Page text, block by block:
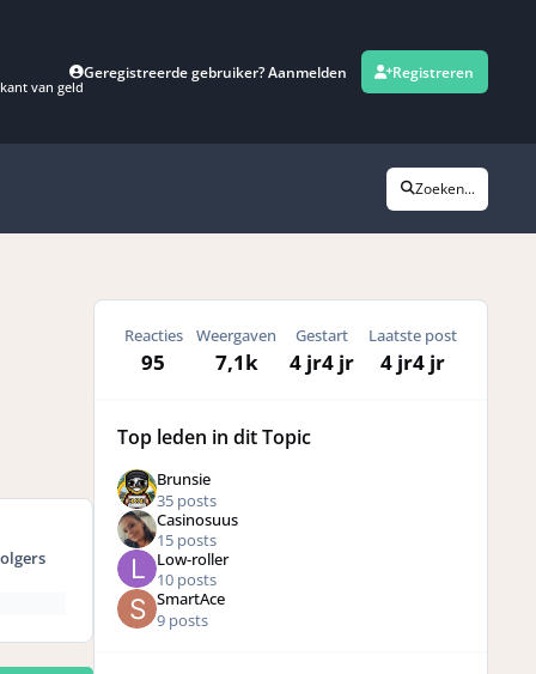
van geld
Geregistreerde gebruiker? Aanmelden Registreren
Zoeken...
Reacties
95
Weergaven
7,1k
Gestart
4 jr4 jr
Laatste post
4 jr4 jr
Top leden in dit Topic
Brunsie
35 posts
Casinosuus
15 posts
Low-roller
10 posts
SmartAce
9 posts